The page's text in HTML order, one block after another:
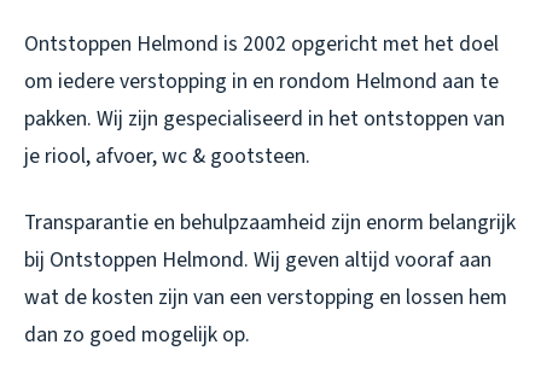
Ontstoppen Helmond is 2002 opgericht met het doel
om iedere verstopping in en rondom Helmond aan te
pakken. Wij zijn gespecialiseerd in het ontstoppen van
je riool, afvoer, wc & gootsteen.
Transparantie en behulpzaamheid zijn enorm belangrijk
bij Ontstoppen Helmond. Wij geven altijd vooraf aan
wat de kosten zijn van een verstopping en lossen hem
dan zo goed mogelijk op.